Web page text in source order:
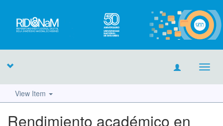
View Item
Rendimiento académico en